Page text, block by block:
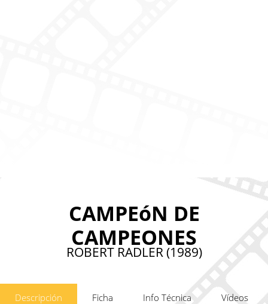
CAMPEóN DE
CAMPEONES
ROBERT RADLER (1989)
Descripción Ficha Info Técnica Vídeos